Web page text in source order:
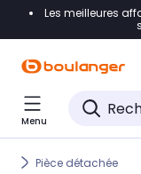
Accéder
Accéder
Accéder
Les meilleures
Menu
Pièce détachée